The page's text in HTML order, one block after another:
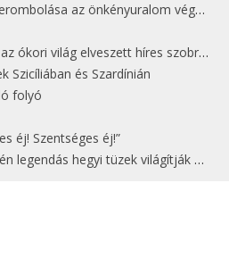
az önkényuralom végét jelentette
világ elveszett híres szobrának másolatát
Szicíliában és Szardínián
folyó
éj! Szentséges éj!”
hegyi tüzek világítják meg Zugspitzét